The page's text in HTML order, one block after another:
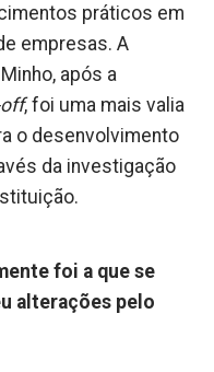
práticos em
empresas. A
após a
, foi uma mais valia
o desenvolvimento
da investigação
foi a que se
alterações pelo